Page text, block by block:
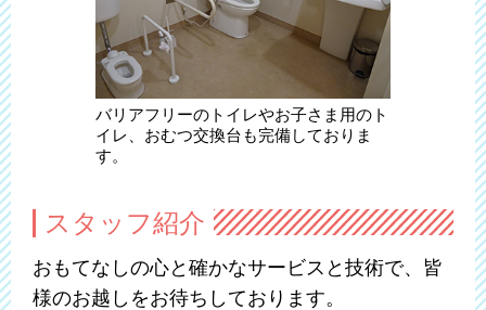
バリアフリーのトイレやお子さま用のト
イレ、おむつ交換台も完備しておりま
す。
スタッフ紹介
おもてなしの心と確かなサービスと技術で、皆
様のお越しをお待ちしております。